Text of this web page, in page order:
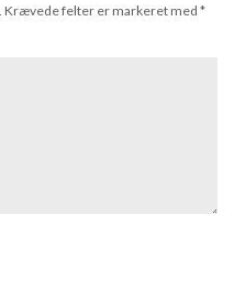
Krævede felter er markeret med *